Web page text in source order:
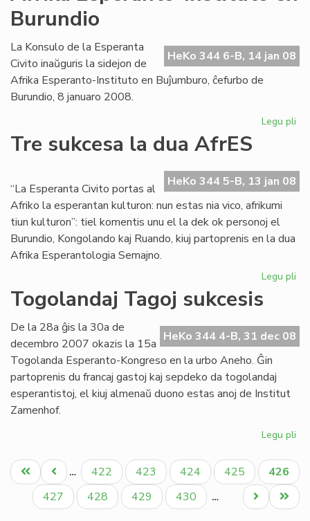
la
Burundio
HeKo 344 6-B, 14 jan 08
La Konsulo de la Esperanta
Civito inaŭguris la sidejon de
Afrika Esperanto-Instituto en Buĵumburo, ĉefurbo de
Burundio, 8 januaro 2008.
Legu pli
Tre sukcesa la dua AfrES
HeKo 344 5-B, 13 jan 08
“La Esperanta Civito portas al
Afriko la esperantan kulturon: nun estas nia vico, afrikumi
tiun kulturon”: tiel komentis unu el la dek ok personoj el
Burundio, Kongolando kaj Ruando, kiuj partoprenis en la dua
Afrika Esperantologia Semajno.
Legu pli
Togolandaj Tagoj sukcesis
HeKo 344 4-B, 31 dec 08
De la 28a ĝis la 30a de
decembro 2007 okazis la 15a
Togolanda Esperanto-Kongreso en la urbo Aneho. Ĝin
partoprenis du francaj gastoj kaj sepdeko da togolandaj
esperantistoj, el kiuj almenaŭ duono estas anoj de Institut
Zamenhof.
Legu pli
Pagination
Unua
paĝo
Antaŭa
paĝo
… Paĝo
422 Paĝo
423 Paĝo
424 Paĝo
425
Aktuala
paĝo
426
Paĝo
427 Paĝo
428 Paĝo
429 Paĝo
430 …
Last
page
Next
page